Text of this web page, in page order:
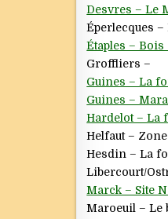
Desvres – Le
Éperlecques –
Étaples – Bois
Groffliers –
Guines – La
Guines –
Hardelot – La
Helfaut –
Hesdin – La
Libercourt/
Marck – Site
Maroeuil – Le